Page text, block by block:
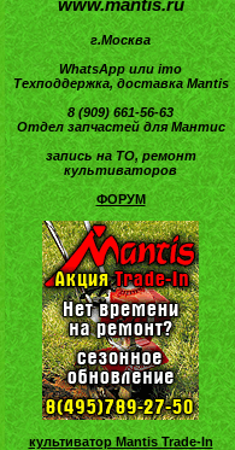
www.mantis.ru
г.Москва
WhatsApp или imo
Техподдержка, доставка Mantis
8 (909) 661-56-63
Отдел запчастей для Мантис
запись на ТО, ремонт
культиваторов
ФОРУМ
культиватор Mantis Trade-In